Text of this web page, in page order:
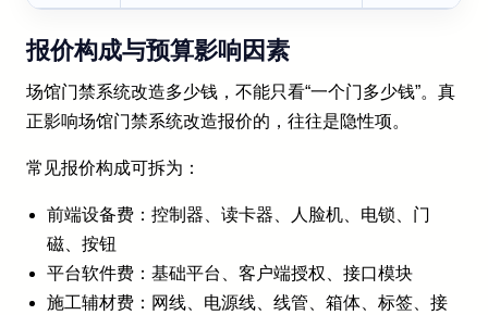
报价构成与预算影响因素
场馆门禁系统改造多少钱，不能只看“一个门多少钱”。真
正影响场馆门禁系统改造报价的，往往是隐性项。
常见报价构成可拆为：
前端设备费：控制器、读卡器、人脸机、电锁、门
磁、按钮
平台软件费：基础平台、客户端授权、接口模块
施工辅材费：网线、电源线、线管、箱体、标签、接